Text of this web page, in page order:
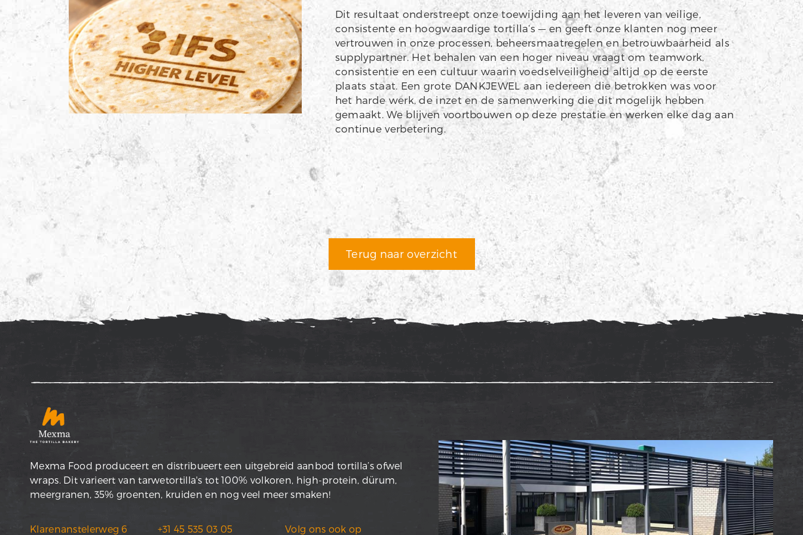
Dit resultaat onderstreept onze toewijding aan het leveren van veilige,
consistente en hoogwaardige tortilla’s — en geeft onze klanten nog meer
vertrouwen in onze processen, beheersmaatregelen en betrouwbaarheid als
supplypartner. Het behalen van een hoger niveau vraagt om teamwork,
consistentie en een cultuur waarin voedselveiligheid altijd op de eerste
plaats staat. Een grote DANKJEWEL aan iedereen die betrokken was voor
het harde werk, de inzet en de samenwerking die dit mogelijk hebben
gemaakt. We blijven voortbouwen op deze prestatie en werken elke dag aan
continue verbetering.
Terug naar overzicht
Mexma Food produceert en distribueert een uitgebreid aanbod tortilla’s ofwel
wraps. Dit varieert van tarwetortilla's tot 100% volkoren, high-protein, dürum,
meergranen, 35% groenten, kruiden en nog veel meer smaken!
Klarenanstelerweg 6 +31 45 535 03 05 Volg ons ook op